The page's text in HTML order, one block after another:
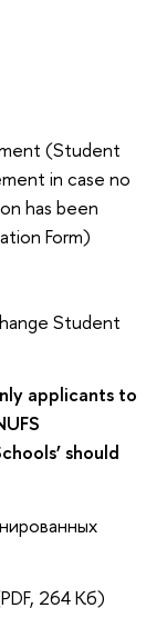
(Student
in case no
has been
Form)
Student
applicants to
should
264 Кб)